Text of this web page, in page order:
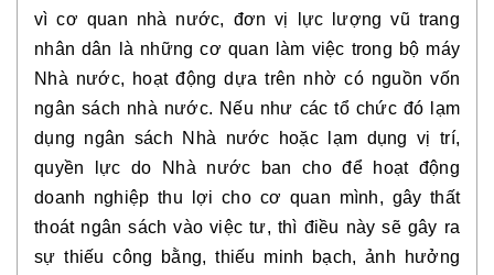
vì cơ quan nhà nước, đơn vị lực lượng vũ trang
nhân dân là những cơ quan làm việc trong bộ máy
Nhà nước, hoạt động dựa trên nhờ có nguồn vốn
ngân sách nhà nước. Nếu như các tổ chức đó lạm
dụng ngân sách Nhà nước hoặc lạm dụng vị trí,
quyền lực do Nhà nước ban cho để hoạt động
doanh nghiệp thu lợi cho cơ quan mình, gây thất
thoát ngân sách vào việc tư, thì điều này sẽ gây ra
sự thiếu công bằng, thiếu minh bạch, ảnh hưởng